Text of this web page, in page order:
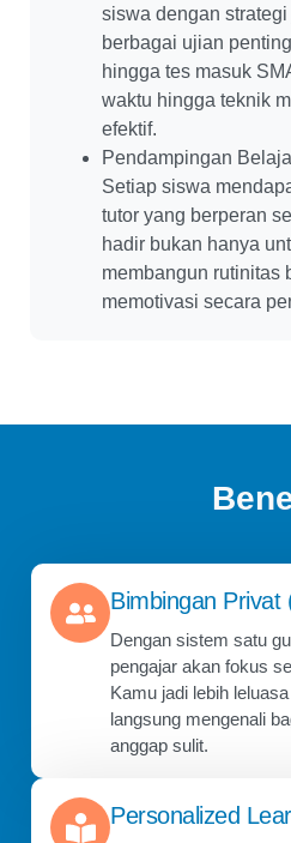
siswa dengan
berbagai ujian
hingga tes masuk
waktu hingga teknik
efektif.
Pendampingan
Setiap siswa
tutor yang berperan
hadir bukan hanya
membangun rutinitas
memotivasi secara
Bimbingan Privat
Dengan sistem satu
pengajar akan fokus
Kamu jadi lebih
langsung mengenali
anggap sulit.
Personalized